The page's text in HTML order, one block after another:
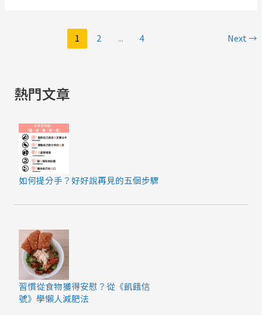
1 2 ... 4 Next→
熱門文章
如何提分手？好好說再見的五個步驟
習慣從食物獲得安慰？從《飢餓信
號》學懶人減肥法